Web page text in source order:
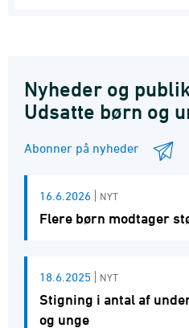
Nyheder og
Udsatte børn og
Abonner på nyheder
16.6.2026 NYT
Flere børn modtager
18.6.2025 NYT
Stigning i antal af
og unge